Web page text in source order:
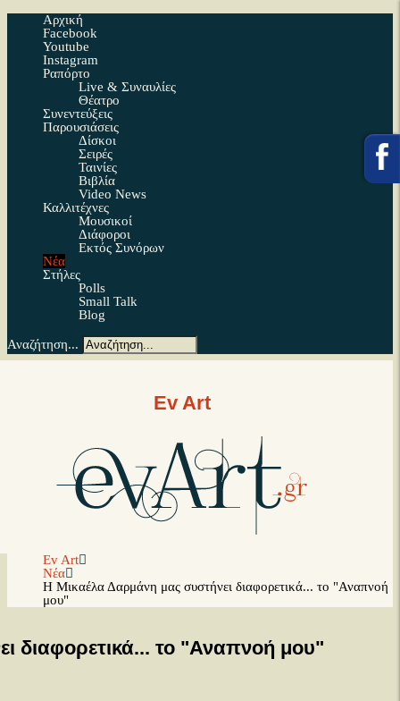
Αρχική
Facebook
Youtube
Instagram
Ραπόρτο
Live & Συναυλίες
Θέατρο
Συνεντεύξεις
Παρουσιάσεις
Δίσκοι
Σειρές
Ταινίες
Βιβλία
Video News
Καλλιτέχνες
Μουσικοί
Διάφοροι
Εκτός Συνόρων
Νέα
Στήλες
Polls
Small Talk
Blog
Αναζήτηση...
Ev Art
Ev Art
Νέα
Η Μικαέλα Δαρμάνη μας συστήνει διαφορετικά... το "Αναπνοή
μου"
διαφορετικά... το "Αναπνοή μου"